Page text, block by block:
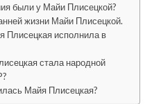
были у Майи Плисецкой?
жизни Майи Плисецкой.
Плисецкая исполнила в
стала народной
Майя Плисецкая?